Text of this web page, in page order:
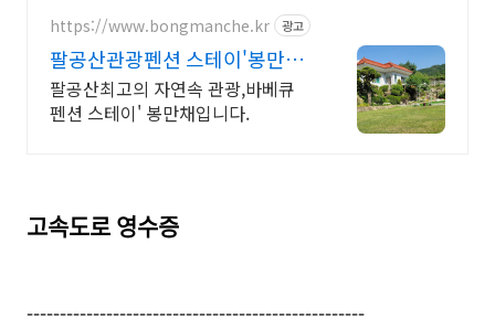
https://www.bongmanche.kr 광고
팔공산관광펜션 스테이'봉만채
관광체험명상감성바베큐야외정
원
팔공산최고의 자연속 관광,바베큐
펜션 스테이' 봉만채입니다.
고속도로 영수증
---------------------------------------------------